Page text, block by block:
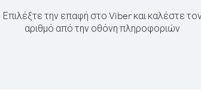
Επιλέξτε την επαφή στο Viber και καλέστε
αριθμό από την οθόνη πληροφοριών